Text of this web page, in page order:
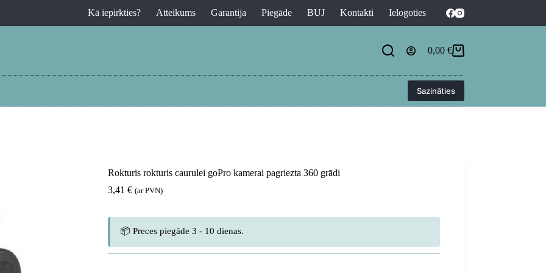
Kā iepirkties? Atteikums Garantija Piegāde BUJ Kontakti Ielogoties
Shopping
0,00 €
Sazināties
Rokturis rokturis caurulei goPro kamerai pagriezta 360 grādi
3,41 € (ar PVN)
📦 Preces piegāde 3 - 10 dienas.